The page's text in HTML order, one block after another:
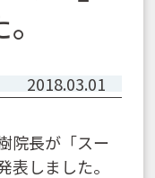
2018.03.01
院長が「スー
しました。